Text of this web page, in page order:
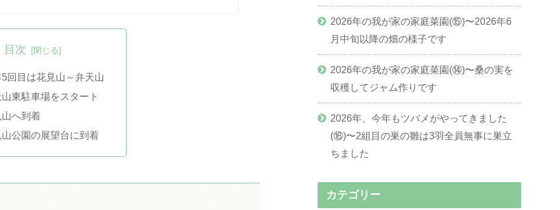
目次
回目は花見山～弁天山
東駐車場をスタート
へ到着
公園の展望台に到着
2026年の我が家の家庭菜園(⑮)〜2026年6
月中旬以降の畑の様子です
2026年の我が家の家庭菜園(⑭)〜桑の実を
収穫してジャム作りです
2026年、今年もツバメがやってきました
(⑯)〜2組目の巣の雛は3羽全員無事に巣立
ちました
カテゴリー